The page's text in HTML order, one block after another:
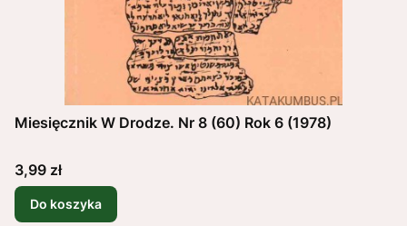
Miesięcznik W Drodze. Nr 8 (60) Rok 6 (1978)
Cena
3,99 zł
Do koszyka